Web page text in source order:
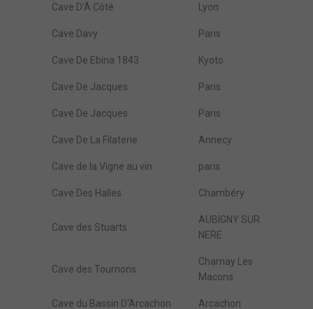
Cave D'À Côté Lyon
Cave Davy Paris
Cave De Ebina 1843 Kyoto
Cave De Jacques Paris
Cave De Jacques Paris
Cave De La Filaterie Annecy
Cave de la Vigne au vin paris
Cave Des Halles Chambéry
Cave des Stuarts
AUBIGNY SUR
NERE
Cave des Tournons
Charnay Les
Macons
Cave du Bassin D'Arcachon Arcachon